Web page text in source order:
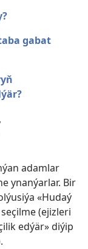
gabat
adamlar
ynanýarlar. Bir
«Hudaý
(ejizleri
edýär» diýip